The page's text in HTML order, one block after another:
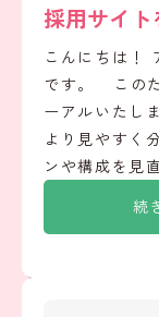
続
採用サイ
こんにちは！
です。 この
ーアルいたし
より見やすく
ンや構成を見